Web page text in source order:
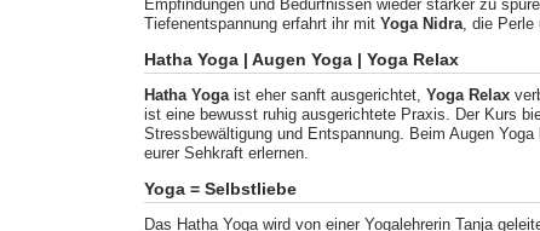
Empfindungen und Bedürfnissen wieder stärker zu
Tiefenentspannung erfahrt ihr mit Yoga Nidra, die Perle
Hatha Yoga | Augen Yoga | Yoga Relax
Hatha Yoga ist eher sanft ausgerichtet, Yoga Relax
ist eine bewusst ruhig ausgerichtete Praxis. Der Kurs
Stressbewältigung und Entspannung. Beim Augen
eurer Sehkraft erlernen.
Yoga = Selbstliebe
Das Hatha Yoga wird von einer Yogalehrerin Tanja